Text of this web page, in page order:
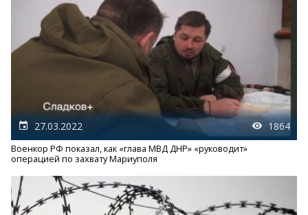
27.03.2022 1864
Военкор РФ показал, как «глава МВД ДНР» «руководит»
операцией по захвату Мариуполя